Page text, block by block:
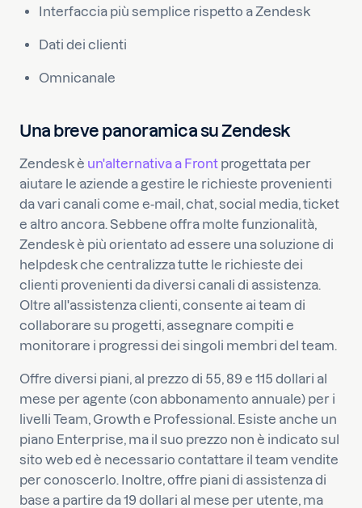
Interfaccia più semplice rispetto a Zendesk
Dati dei clienti
Omnicanale
Una breve panoramica su Zendesk
Zendesk è un'alternativa a Front progettata per
aiutare le aziende a gestire le richieste provenienti
da vari canali come e-mail, chat, social media, ticket
e altro ancora. Sebbene offra molte funzionalità,
Zendesk è più orientato ad essere una soluzione di
helpdesk che centralizza tutte le richieste dei
clienti provenienti da diversi canali di assistenza.
Oltre all'assistenza clienti, consente ai team di
collaborare su progetti, assegnare compiti e
monitorare i progressi dei singoli membri del team.
Offre diversi piani, al prezzo di 55, 89 e 115 dollari al
mese per agente (con abbonamento annuale) per i
livelli Team, Growth e Professional. Esiste anche un
piano Enterprise, ma il suo prezzo non è indicato sul
sito web ed è necessario contattare il team vendite
per conoscerlo. Inoltre, offre piani di assistenza di
base a partire da 19 dollari al mese per utente, ma